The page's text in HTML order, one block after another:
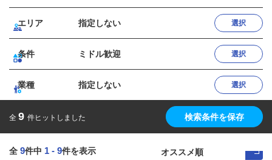
エリア 指定しない 選択
条件 ミドル歓迎 選択
業種 指定しない 選択
全 9 件ヒットしました 検索条件を保存
全 9件中 1 - 9件を表示